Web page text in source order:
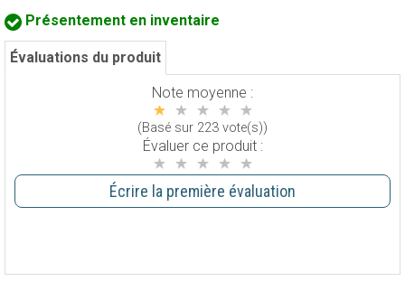
Présentement en inventaire
Évaluations du produit
Note moyenne :
(Basé sur 223 vote(s))
Évaluer ce produit :
Écrire la première évaluation